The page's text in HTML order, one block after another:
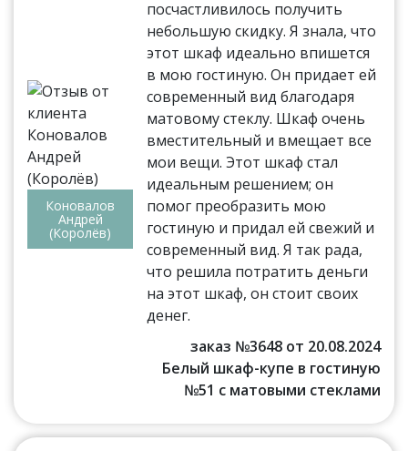
Коновалов
Андрей
(Королёв)
посчастливилось получить
небольшую скидку. Я знала, что
этот шкаф идеально впишется
в мою гостиную. Он придает ей
современный вид благодаря
матовому стеклу. Шкаф очень
вместительный и вмещает все
мои вещи. Этот шкаф стал
идеальным решением; он
помог преобразить мою
гостиную и придал ей свежий и
современный вид. Я так рада,
что решила потратить деньги
на этот шкаф, он стоит своих
денег.
заказ №3648 от 20.08.2024
Белый шкаф-купе в гостиную
№51 с матовыми стеклами